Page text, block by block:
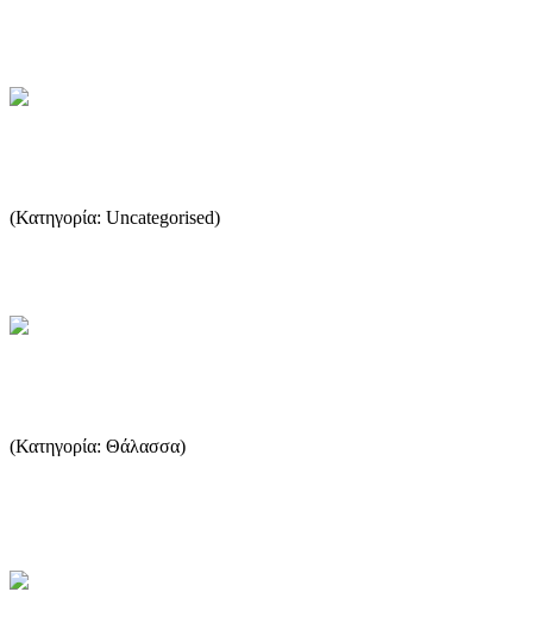
(Κατηγορία: Uncategorised)
(Κατηγορία: Θάλασσα)